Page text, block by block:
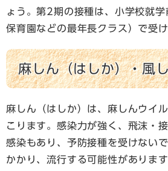
ょう。第2期の接種は、小学校就学
保育園などの最年長クラス）で受け
麻しん（はしか）・風
麻しん（はしか）は、麻しんウイ
こります。感染力が強く、飛沫・
感染もあり、予防接種を受けない
かかり、流行する可能性がありま